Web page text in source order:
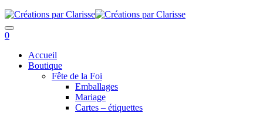
0
Accueil
Boutique
Fête de la Foi
Emballages
Mariage
Cartes – étiquettes